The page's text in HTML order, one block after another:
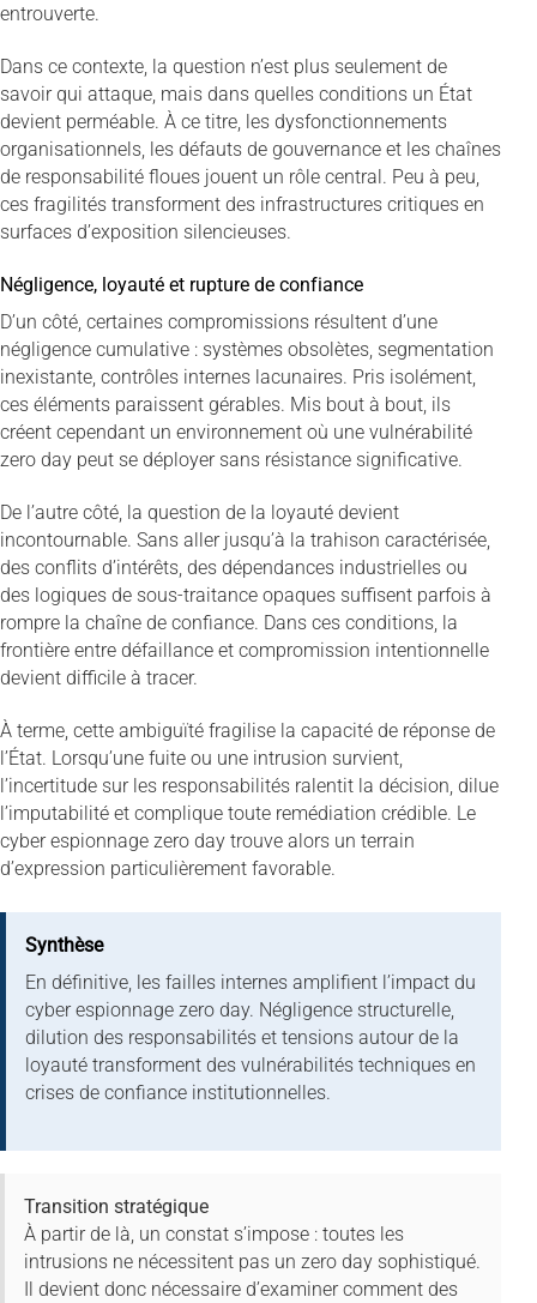
entrouverte.
Dans ce contexte, la question n’est plus seulement de
savoir qui attaque, mais dans quelles conditions un État
devient perméable. À ce titre, les dysfonctionnements
organisationnels, les défauts de gouvernance et les chaînes
de responsabilité floues jouent un rôle central. Peu à peu,
ces fragilités transforment des infrastructures critiques en
surfaces d’exposition silencieuses.
Négligence, loyauté et rupture de confiance
D’un côté, certaines compromissions résultent d’une
négligence cumulative : systèmes obsolètes, segmentation
inexistante, contrôles internes lacunaires. Pris isolément,
ces éléments paraissent gérables. Mis bout à bout, ils
créent cependant un environnement où une vulnérabilité
zero day peut se déployer sans résistance significative.
De l’autre côté, la question de la loyauté devient
incontournable. Sans aller jusqu’à la trahison caractérisée,
des conflits d’intérêts, des dépendances industrielles ou
des logiques de sous-traitance opaques suffisent parfois à
rompre la chaîne de confiance. Dans ces conditions, la
frontière entre défaillance et compromission intentionnelle
devient difficile à tracer.
À terme, cette ambiguïté fragilise la capacité de réponse de
l’État. Lorsqu’une fuite ou une intrusion survient,
l’incertitude sur les responsabilités ralentit la décision, dilue
l’imputabilité et complique toute remédiation crédible. Le
cyber espionnage zero day trouve alors un terrain
d’expression particulièrement favorable.
Synthèse
En définitive, les failles internes amplifient l’impact du
cyber espionnage zero day. Négligence structurelle,
dilution des responsabilités et tensions autour de la
loyauté transforment des vulnérabilités techniques en
crises de confiance institutionnelles.
Transition stratégique
À partir de là, un constat s’impose : toutes les
intrusions ne nécessitent pas un zero day sophistiqué.
Il devient donc nécessaire d’examiner comment des